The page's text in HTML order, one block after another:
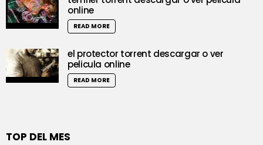
online
READ MORE
el protector torrent descargar o ver
pelicula online
READ MORE
TOP DEL MES